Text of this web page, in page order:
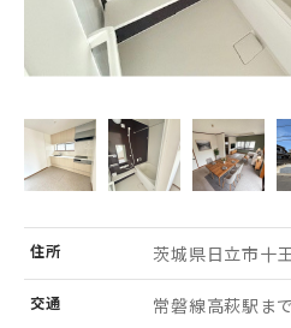
住所 茨城県日立市十
交通 常磐線高萩駅ま